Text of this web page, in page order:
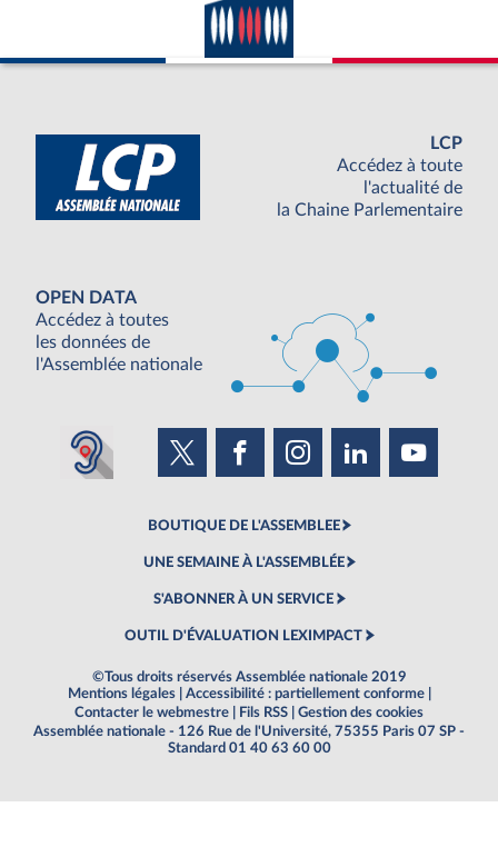
LCP
Accédez à toute
l'actualité de
la Chaine Parlementaire
OPEN DATA
Accédez à toutes
les données de
l'Assemblée nationale
BOUTIQUE DE L'ASSEMBLEE
UNE SEMAINE À L'ASSEMBLÉE
S'ABONNER À UN SERVICE
OUTIL D'ÉVALUATION LEXIMPACT
©Tous droits réservés Assemblée nationale 2019
Mentions légales
Accessibilité : partiellement conforme
Contacter le webmestre
Fils RSS
Gestion des cookies
Assemblée nationale - 126 Rue de l'Université, 75355 Paris 07 SP -
Standard 01 40 63 60 00